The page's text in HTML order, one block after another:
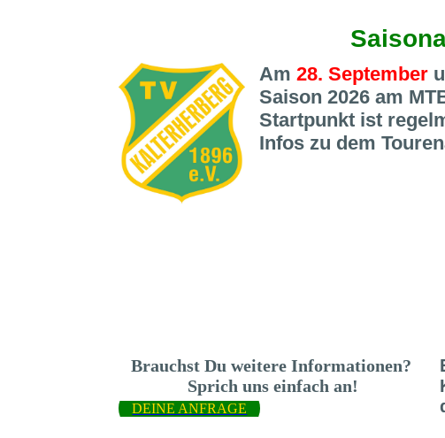
Am28. September
Saison 2026 am
Startpunkt ist
Infos zu dem
Brauchst Du weitere Informationen?
Sprich uns einfach an!
DEINE ANFRAGE